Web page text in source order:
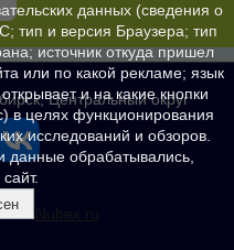
Центральный округ
данных (сведения о
тип и версия Браузера; тип
источник откуда пришел
или по какой рекламе; язык
и на какие кнопки
в целях функционирования
исследований и обзоров.
данные обрабатывались,